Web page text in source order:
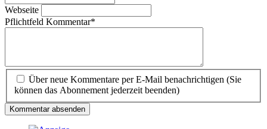
Webseite
Pflichtfeld Kommentar*
Über neue Kommentare per E-Mail benachrichtigen (Sie
können das Abonnement jederzeit beenden)
Kommentar absenden